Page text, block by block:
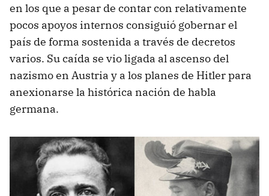
en los que a pesar de contar con relativamente
pocos apoyos internos consiguió gobernar el
país de forma sostenida a través de decretos
varios. Su caída se vio ligada al ascenso del
nazismo en Austria y a los planes de Hitler para
anexionarse la histórica nación de habla
germana.